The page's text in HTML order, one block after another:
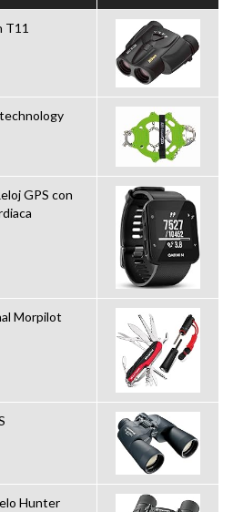
T11
GPS con
Morpilot
Hunter